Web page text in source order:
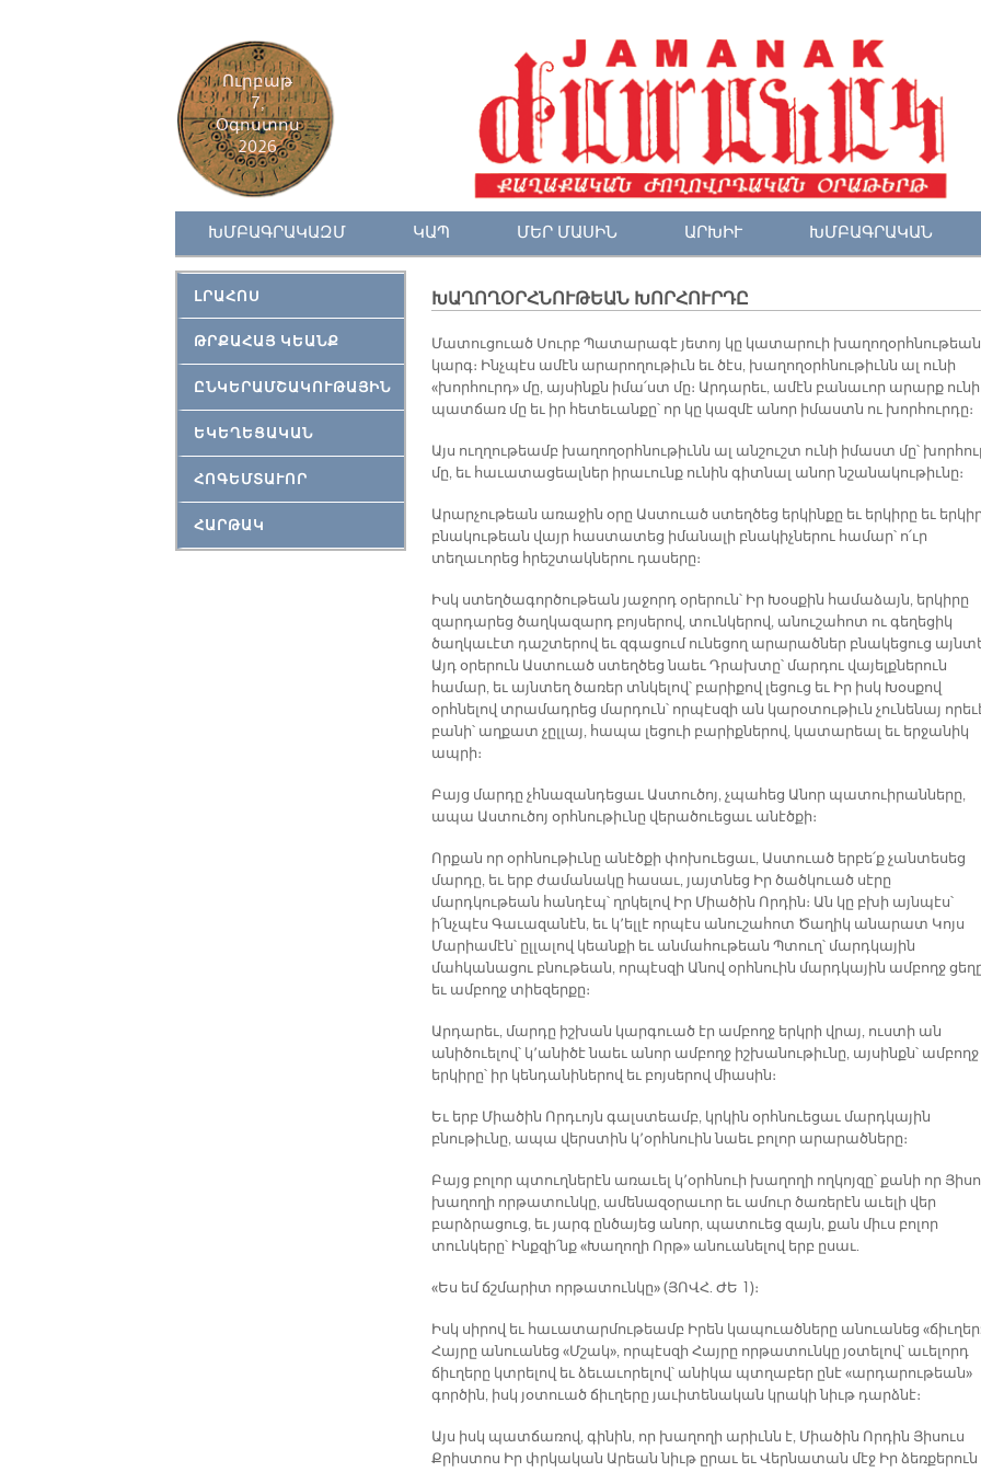
Ուրբաթ
7,
Օգոստոս
2026
ԽՄԲԱԳՐԱԿԱԶՄ ԿԱՊ ՄԵՐ ՄԱՍԻՆ ԱՐԽԻՒ ԽՄԲԱԳՐԱԿԱՆ
ԼՐԱՀՈՍ
ԹՐՔԱՀԱՅ ԿԵԱՆՔ
ԸՆԿԵՐԱՄՇԱԿՈՒԹԱՅԻՆ
ԵԿԵՂԵՑԱԿԱՆ
ՀՈԳԵՄՏԱՒՈՐ
ՀԱՐԹԱԿ
ԽԱՂՈՂՕՐՀՆՈՒԹԵԱՆ ԽՈՐՀՈՒՐԴԸ
Մատուցուած Սուրբ Պատարագէ յետոյ կը կատարուի խաղողօրհնութեան
կարգ։ Ինչպէս ամէն արարողութիւն եւ ծէս, խաղողօրհնութիւնն ալ ունի
«խորհուրդ» մը, այսինքն իմա՛ստ մը։ Արդարեւ, ամէն բանաւոր արարք ունի
պատճառ մը եւ իր հետեւանքը՝ որ կը կազմէ անոր իմաստն ու խորհուրդը։
Այս ուղղութեամբ խաղողօրհնութիւնն ալ անշուշտ ունի իմաստ մը՝
մը, եւ հաւատացեալներ իրաւունք ունին գիտնալ անոր նշանակութիւնը։
Արարչութեան առաջին օրը Աստուած ստեղծեց երկինքը եւ երկիրը եւ
բնակութեան վայր հաստատեց իմանալի բնակիչներու համար՝ ո՛ւր
տեղաւորեց հրեշտակներու դասերը։
Իսկ ստեղծագործութեան յաջորդ օրերուն՝ Իր Խօսքին համաձայն, երկիրը
զարդարեց ծաղկազարդ բոյսերով, տունկերով, անուշահոտ ու գեղեցիկ
ծաղկաւէտ դաշտերով եւ զգացում ունեցող արարածներ բնակեցուց
Այդ օրերուն Աստուած ստեղծեց նաեւ Դրախտը՝ մարդու վայելքներուն
համար, եւ այնտեղ ծառեր տնկելով՝ բարիքով լեցուց եւ Իր իսկ Խօսքով
օրհնելով տրամադրեց մարդուն՝ որպէսզի ան կարօտութիւն չունենայ
բանի՝ աղքատ չըլլայ, հապա լեցուի բարիքներով, կատարեալ եւ երջանիկ
ապրի։
Բայց մարդը չհնազանդեցաւ Աստուծոյ, չպահեց Անոր պատուիրանները,
ապա Աստուծոյ օրհնութիւնը վերածուեցաւ անէծքի։
Որքան որ օրհնութիւնը անէծքի փոխուեցաւ, Աստուած երբե՛ք չանտեսեց
մարդը, եւ երբ ժամանակը հասաւ, յայտնեց Իր ծածկուած սէրը
մարդկութեան հանդէպ՝ ղրկելով Իր Միածին Որդին։ Ան կը բխի այնպէս՝
ի՛նչպէս Գաւազանէն, եւ կ՚ելլէ որպէս անուշահոտ Ծաղիկ անարատ Կոյս
Մարիամէն՝ ըլլալով կեանքի եւ անմահութեան Պտուղ՝ մարդկային
մահկանացու բնութեան, որպէսզի Անով օրհնուին մարդկային ամբողջ
եւ ամբողջ տիեզերքը։
Արդարեւ, մարդը իշխան կարգուած էր ամբողջ երկրի վրայ, ուստի ան
անիծուելով՝ կ՚անիծէ նաեւ անոր ամբողջ իշխանութիւնը, այսինքն՝ ամբողջ
երկիրը՝ իր կենդանիներով եւ բոյսերով միասին։
Եւ երբ Միածին Որդւոյն գալստեամբ, կրկին օրհնուեցաւ մարդկային
բնութիւնը, ապա վերստին կ՚օրհնուին նաեւ բոլոր արարածները։
Բայց բոլոր պտուղներէն առաւել կ՚օրհնուի խաղողի ողկոյզը՝ քանի որ
խաղողի որթատունկը, ամենազօրաւոր եւ ամուր ծառերէն աւելի վեր
բարձրացուց, եւ յարգ ընծայեց անոր, պատուեց զայն, քան միւս բոլոր
տունկերը՝ Ինքզի՛նք «Խաղողի Որթ» անուանելով երբ ըսաւ.
«Ես եմ ճշմարիտ որթատունկը» (ՅՈՎՀ. ԺԵ 1)։
Իսկ սիրով եւ հաւատարմութեամբ Իրեն կապուածները անուանեց
Հայրը անուանեց «Մշակ», որպէսզի Հայրը որթատունկը յօտելով՝ աւելորդ
ճիւղերը կտրելով եւ ձեւաւորելով՝ անիկա պտղաբեր ընէ «արդարութեան»
գործին, իսկ յօտուած ճիւղերը յաւիտենական կրակի նիւթ դարձնէ։
Այս իսկ պատճառով, գինին, որ խաղողի արիւնն է, Միածին Որդին Յիսուս
Քրիստոս Իր փրկական Արեան նիւթ ըրաւ եւ Վերնատան մէջ Իր ձեռքերուն